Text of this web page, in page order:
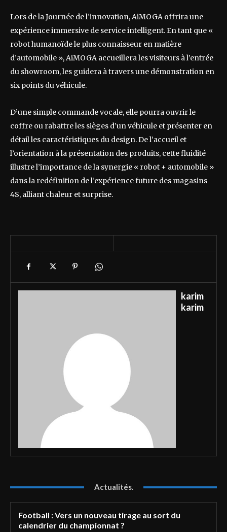
Lors de la Journée de l’innovation, AiMOGA offrira une
expérience immersive de service intelligent. En tant que «
robot humanoïde le plus connaisseur en matière
d’automobile », AiMOGA accueillera les visiteurs à l’entrée
du showroom, les guidera à travers une démonstration en
six points du véhicule.
D’une simple commande vocale, elle pourra ouvrir le
coffre ou rabattre les sièges d’un véhicule et présenter en
détail les caractéristiques du design. De l’accueil et
l’orientation à la présentation des produits, cette fluidité
illustre l’importance de la synergie « robot + automobile »
dans la redéfinition de l’expérience future des magasins
4S, alliant chaleur et surprise.
karim
karim
Actualités.
Football : Vers un nouveau tirage au sort du
calendrier du championnat ?